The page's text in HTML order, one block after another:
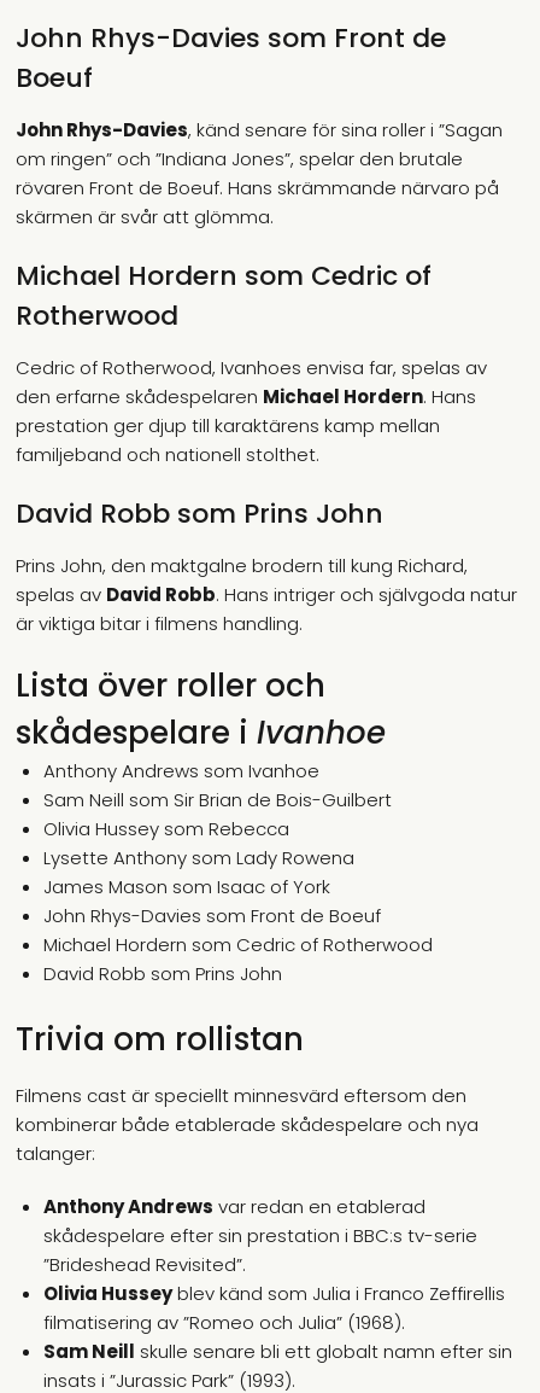
John Rhys-Davies som Front de
Boeuf
John Rhys-Davies, känd senare för sina roller i ”Sagan
om ringen” och ”Indiana Jones”, spelar den brutale
rövaren Front de Boeuf. Hans skrämmande närvaro på
skärmen är svår att glömma.
Michael Hordern som Cedric of
Rotherwood
Cedric of Rotherwood, Ivanhoes envisa far, spelas av
den erfarne skådespelaren Michael Hordern. Hans
prestation ger djup till karaktärens kamp mellan
familjeband och nationell stolthet.
David Robb som Prins John
Prins John, den maktgalne brodern till kung Richard,
spelas av David Robb. Hans intriger och självgoda natur
är viktiga bitar i filmens handling.
Lista över roller och
skådespelare iIvanhoe
Anthony Andrews som Ivanhoe
Sam Neill som Sir Brian de Bois-Guilbert
Olivia Hussey som Rebecca
Lysette Anthony som Lady Rowena
James Mason som Isaac of York
John Rhys-Davies som Front de Boeuf
Michael Hordern som Cedric of Rotherwood
David Robb som Prins John
Trivia om rollistan
Filmens cast är speciellt minnesvärd eftersom den
kombinerar både etablerade skådespelare och nya
talanger:
Anthony Andrews var redan en etablerad
skådespelare efter sin prestation i BBC:s tv-serie
”Brideshead Revisited”.
Olivia Husseyblev känd som Julia i Franco Zeffirellis
filmatisering av ”Romeo och Julia” (1968).
Sam Neill skulle senare bli ett globalt namn efter sin
insats i ”Jurassic Park” (1993).